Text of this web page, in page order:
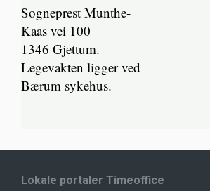
Sogneprest Munthe-
Kaas vei 100
1346 Gjettum.
Legevakten ligger ved
Bærum sykehus.
Lokale portaler Timeoffice